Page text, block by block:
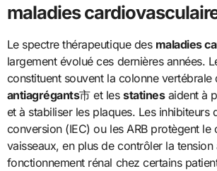
maladies
Le spectre thérapeutique des maladies
largement évolué ces dernières années.
constituent souvent la colonne vertébrale
antiagrégants市 et lesstatinesaident à
et à stabiliser les plaques. Les inhibiteurs
conversion (IEC) ou les ARB protègent
vaisseaux, en plus de contrôler la tension
fonctionnement rénal chez certains